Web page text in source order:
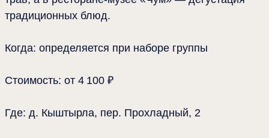
традиционных блюд.
Когда: определяется при наборе группы
Стоимость: от 4 100 ₽
Где: д. Кыштырла, пер. Прохладный, 2